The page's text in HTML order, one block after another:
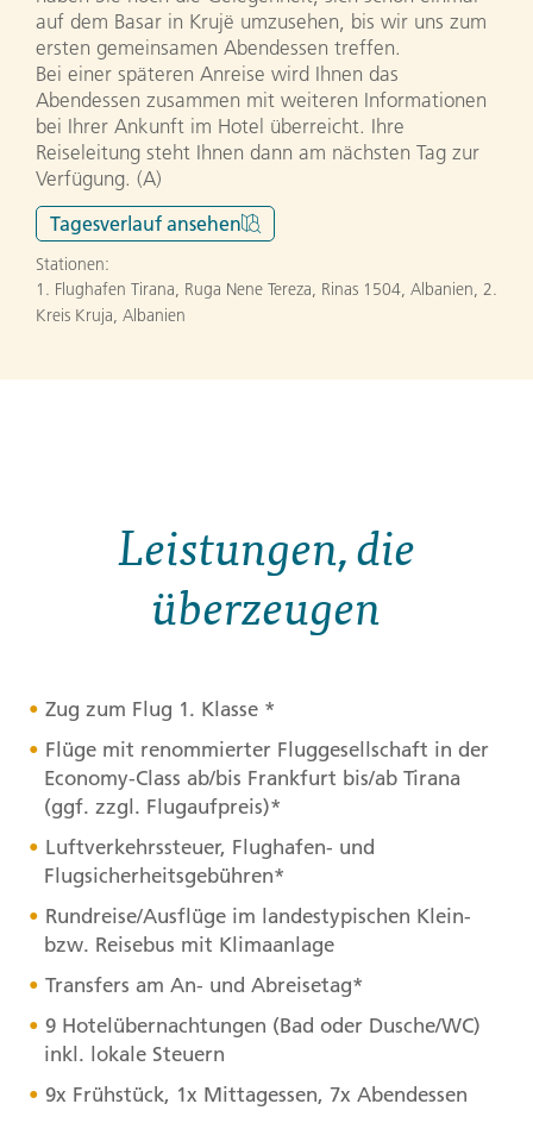
auf dem Basar in Krujë umzusehen, bis wir uns zum
ersten gemeinsamen Abendessen treffen.
Bei einer späteren Anreise wird Ihnen das
Abendessen zusammen mit weiteren Informationen
bei Ihrer Ankunft im Hotel überreicht. Ihre
Reiseleitung steht Ihnen dann am nächsten Tag zur
Verfügung. (A)
Tagesverlauf ansehen
Stationen:
1. Flughafen Tirana, Ruga Nene Tereza, Rinas 1504, Albanien, 2.
Kreis Kruja, Albanien
Leistungen, die
überzeugen
Zug zum Flug 1. Klasse *
Flüge mit renommierter Fluggesellschaft in der
Economy-Class ab/bis Frankfurt bis/ab Tirana
(ggf. zzgl. Flugaufpreis)*
Luftverkehrssteuer, Flughafen- und
Flugsicherheitsgebühren*
Rundreise/Ausflüge im landestypischen Klein-
bzw. Reisebus mit Klimaanlage
Transfers am An- und Abreisetag*
9 Hotelübernachtungen (Bad oder Dusche/WC)
inkl. lokale Steuern
9x Frühstück, 1x Mittagessen, 7x Abendessen